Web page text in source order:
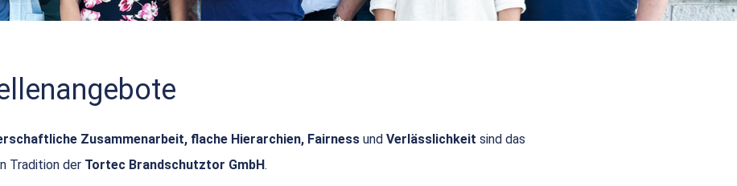
Zusammenarbeit, flache Hierarchien, Fairness und Verlässlichkeit sind das
Tradition der Tortec Brandschutztor GmbH.